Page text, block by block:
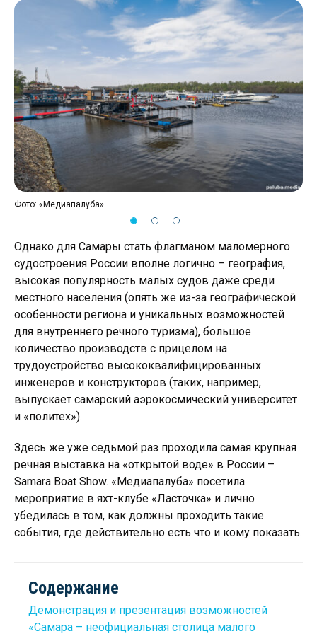
Фото: «Медиапалуба».
Однако для Самары стать флагманом маломерного
судостроения России вполне логично – география,
высокая популярность малых судов даже среди
местного населения (опять же из-за географической
особенности региона и уникальных возможностей
для внутреннего речного туризма), большое
количество производств с прицелом на
трудоустройство высококвалифицированных
инженеров и конструкторов (таких, например,
выпускает самарский аэрокосмический университет
и «политех»).
Здесь же уже седьмой раз проходила самая крупная
речная выставка на «открытой воде» в России –
Samara Boat Show. «Медиапалуба» посетила
мероприятие в яхт-клубе «Ласточка» и лично
убедилась в том, как должны проходить такие
события, где действительно есть что и кому показать.
Содержание
Демонстрация и презентация возможностей
«Самара – неофициальная столица малого